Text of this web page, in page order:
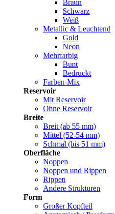
Braun
Schwarz
Weiß
Metallic & Leuchtend
Gold
Neon
Mehrfarbig
Bunt
Bedruckt
Farben-Mix
Reservoir
Mit Reservoir
Ohne Reservoir
Breite
Breit (ab 55 mm)
Mittel (52-54 mm)
Schmal (bis 51 mm)
Oberfläche
Noppen
Noppen und Rippen
Rippen
Andere Strukturen
Form
Großer Kopfteil